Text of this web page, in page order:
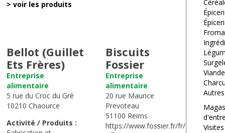
> voir les produits
Bellot (Guillet
Ets Frères)
Entreprise
alimentaire
5 rue du Croc du Gré
10210 Chaource
Activité / Produits :
Biscuits
Fossier
Entreprise
alimentaire
20 rue Maurice
Prevoteau
51100 Reims
https://www.fossier.fr/fr/
Autres